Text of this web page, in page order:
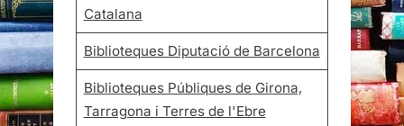
Catalana
Biblioteques Diputació de Barcelona
Biblioteques Públiques de Girona,
Tarragona i Terres de l'Ebre